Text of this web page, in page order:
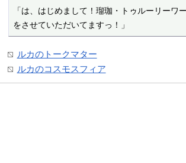
「は、はじめまして！瑠珈・トゥルーリーワ
をさせていただいてますっ！」
ルカのトークマター
ルカのコスモスフィア